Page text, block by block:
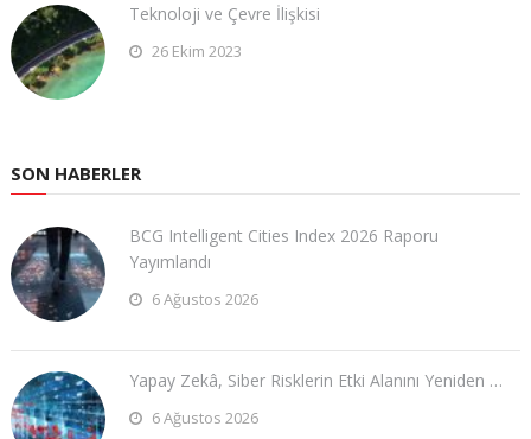
Teknoloji ve Çevre İlişkisi
26 Ekim 2023
SON HABERLER
BCG Intelligent Cities Index 2026 Raporu
Yayımlandı
6 Ağustos 2026
Yapay Zekâ, Siber Risklerin Etki Alanını Yeniden …
6 Ağustos 2026